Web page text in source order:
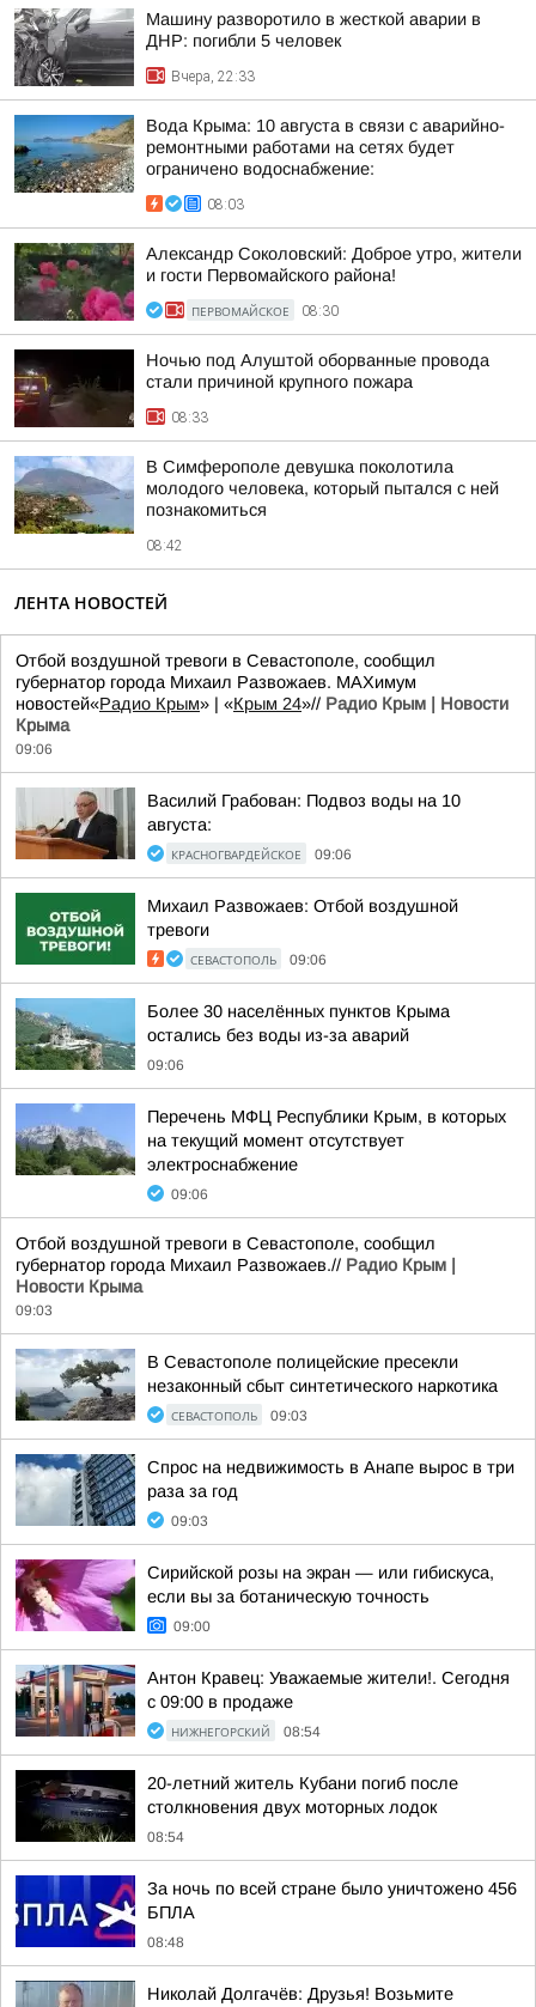
Машину разворотило в жесткой аварии в
ДНР: погибли 5 человек
Вчера, 22:33
Вода Крыма: 10 августа в связи с аварийно-
ремонтными работами на сетях будет
ограничено водоснабжение:
08:03
Александр Соколовский: Доброе утро, жители
и гости Первомайского района!
ПЕРВОМАЙСКОЕ 08:30
Ночью под Алуштой оборванные провода
стали причиной крупного пожара
08:33
В Симферополе девушка поколотила
молодого человека, который пытался с ней
познакомиться
08:42
ЛЕНТА НОВОСТЕЙ
Отбой воздушной тревоги в Севастополе, сообщил
губернатор города Михаил Развожаев. MAXимум
новостей«Радио Крым» | «Крым 24»// Радио Крым | Новости
Крыма
09:06
Василий Грабован: Подвоз воды на 10
августа:
КРАСНОГВАРДЕЙСКОЕ 09:06
Михаил Развожаев: Отбой воздушной
тревоги
СЕВАСТОПОЛЬ 09:06
Более 30 населённых пунктов Крыма
остались без воды из-за аварий
09:06
Перечень МФЦ Республики Крым, в которых
на текущий момент отсутствует
электроснабжение
09:06
Отбой воздушной тревоги в Севастополе, сообщил
губернатор города Михаил Развожаев.// Радио Крым |
Новости Крыма
09:03
В Севастополе полицейские пресекли
незаконный сбыт синтетического наркотика
СЕВАСТОПОЛЬ 09:03
Спрос на недвижимость в Анапе вырос в три
раза за год
09:03
Сирийской розы на экран — или гибискуса,
если вы за ботаническую точность
09:00
Антон Кравец: Уважаемые жители!. Сегодня
с 09:00 в продаже
НИЖНЕГОРСКИЙ 08:54
20-летний житель Кубани погиб после
столкновения двух моторных лодок
08:54
За ночь по всей стране было уничтожено 456
БПЛА
08:48
Николай Долгачёв: Друзья! Возьмите